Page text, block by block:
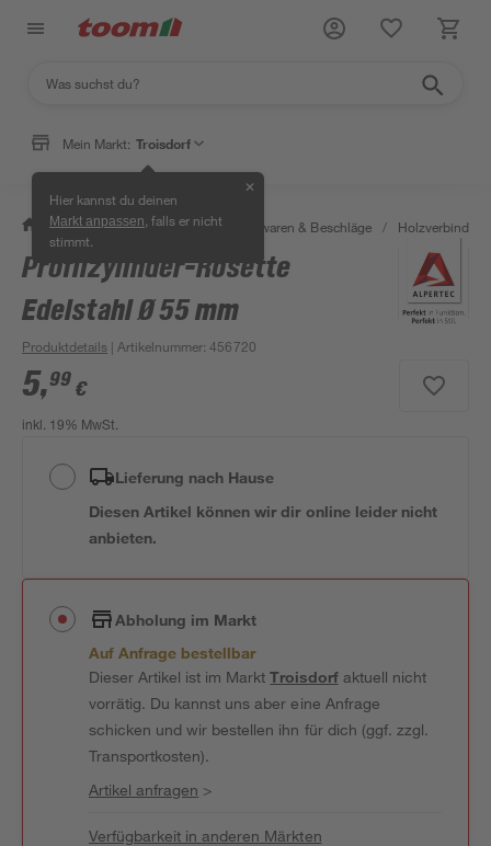
Mein Markt: Troisdorf
Hier kannst du deinen
Markt anpassen , falls er nicht
stimmt.
✕
/ Werkstatt & Maschinen / Eisenwaren & Beschläge / Holzverbinder
Profilzylinder-Rosette
Edelstahl Ø 55 mm
Produktdetails | Artikelnummer:456720
5,99 €
inkl. 19% MwSt.
Lieferung nach Hause
Diesen Artikel können wir dir online leider nicht
anbieten.
Abholung im Markt
Auf Anfrage bestellbar
Dieser Artikel ist im MarktTroisdorfaktuell nicht
vorrätig. Du kannst uns aber eine Anfrage
schicken und wir bestellen ihn für dich (ggf. zzgl.
Transportkosten).
Artikel anfragen >
Verfügbarkeit in anderen Märkten